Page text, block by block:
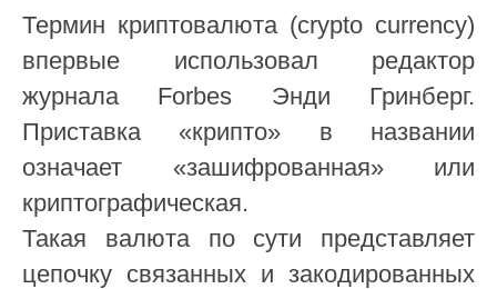
Термин криптовалюта (сrypto currency)
впервые использовал редактор
журнала Forbes Энди Гринберг.
Приставка «крипто» в названии
означает «зашифрованная» или
криптографическая.
Такая валюта по сути представляет
цепочку связанных и закодированных